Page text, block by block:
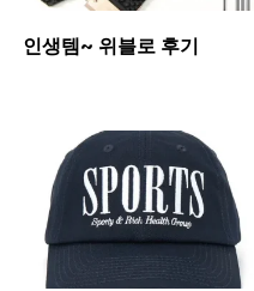
인생템~ 위블로 후기